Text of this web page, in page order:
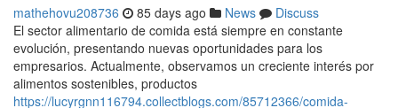
mathehovu208736 85 days ago News
Discuss
El sector alimentario de comida está siempre en constante
evolución, presentando nuevas oportunidades para los
empresarios. Actualmente, observamos un creciente interés por
alimentos sostenibles, productos
https://lucyrgnn116794.collectblogs.com/85712366/comida-